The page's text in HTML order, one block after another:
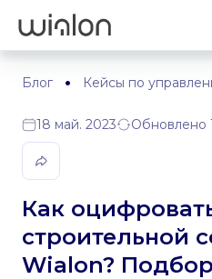
Блог Кейсы по
18 май. 2023 Обновлено
Как
строительной
Wialon?